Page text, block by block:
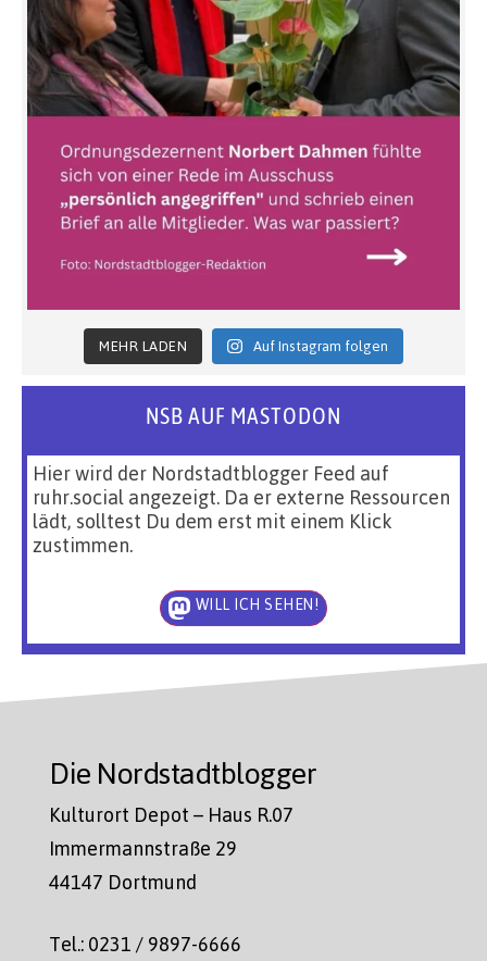
MEHR LADEN Auf Instagram folgen
NSB AUF MASTODON
Hier wird der Nordstadtblogger Feed auf
ruhr.social angezeigt. Da er externe Ressourcen
lädt, solltest Du dem erst mit einem Klick
zustimmen.
WILL ICH SEHEN!
Die Nordstadtblogger
Kulturort Depot – Haus R.07
Immermannstraße 29
44147 Dortmund
Tel.: 0231 / 9897-6666